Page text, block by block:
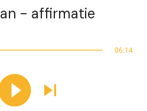
- affirmatie
06:14